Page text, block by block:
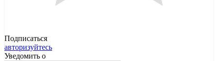
Подписаться
авторизуйтесь
Уведомить о